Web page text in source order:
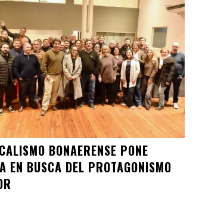
BONAERENSE PONE
EN BUSCA DEL PROTAGONISMO